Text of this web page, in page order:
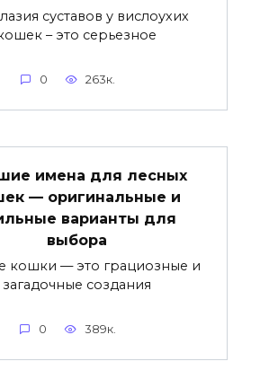
суставов у вислоухих
– это серьезное
0 263к.
имена для лесных
— оригинальные и
варианты для
выбора
кошки — это грациозные и
загадочные создания
0 389к.